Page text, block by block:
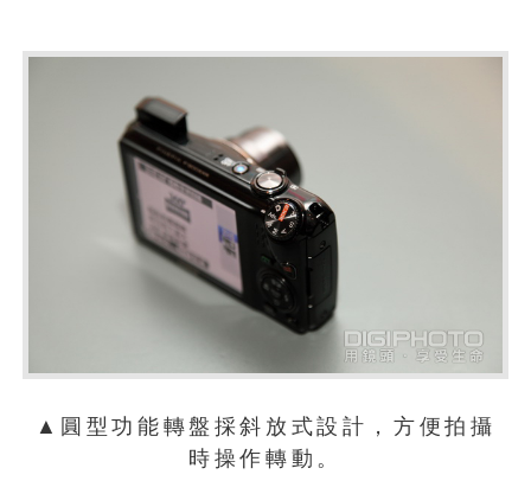
▲圓型功能轉盤採斜放式設計，方便拍攝
時操作轉動。